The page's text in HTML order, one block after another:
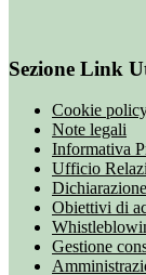
Sezione Link
Cookie
Note legali
Informativa
Ufficio
Obiettivi di
Gestione